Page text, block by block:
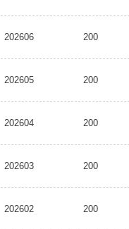
202606 200
202605 200
202604 200
202603 200
202602 200